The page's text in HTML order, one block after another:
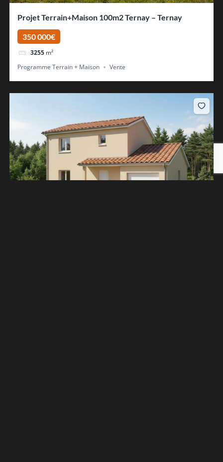
Projet Terrain+Maison 100m2 Ternay – Ternay
350 000€
3255 m²
Programme Terrain + Maison
Vente